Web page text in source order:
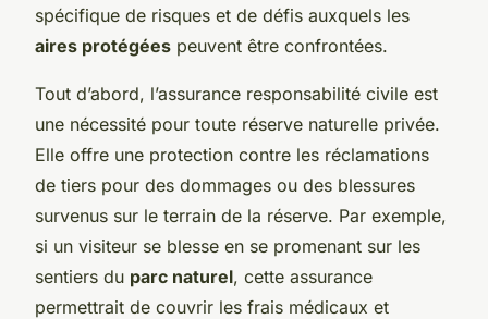
spécifique de risques et de défis auxquels les
aires protégées peuvent être confrontées.
Tout d’abord, l’assurance responsabilité civile est
une nécessité pour toute réserve naturelle privée.
Elle offre une protection contre les réclamations
de tiers pour des dommages ou des blessures
survenus sur le terrain de la réserve. Par exemple,
si un visiteur se blesse en se promenant sur les
sentiers du parc naturel, cette assurance
permettrait de couvrir les frais médicaux et